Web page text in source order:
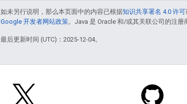
如未另行说明，那么本页面中的内容已根据知识共享署名 4.0 许可
Google 开发者网站政策。Java 是 Oracle 和/或其关联公司的注册
最后更新时间 (UTC)：2025-12-04。